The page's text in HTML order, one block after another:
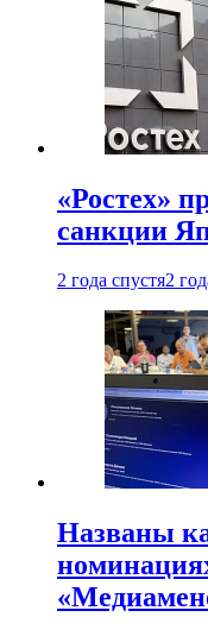
«Ростех»
санкции
2 года спустя2
Названы